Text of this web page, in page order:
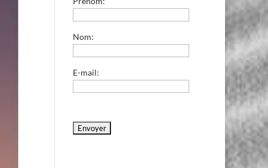
Nom:
E-mail: